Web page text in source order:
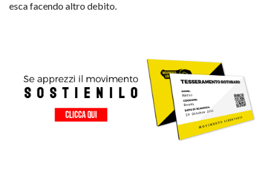
esca facendo altro debito.